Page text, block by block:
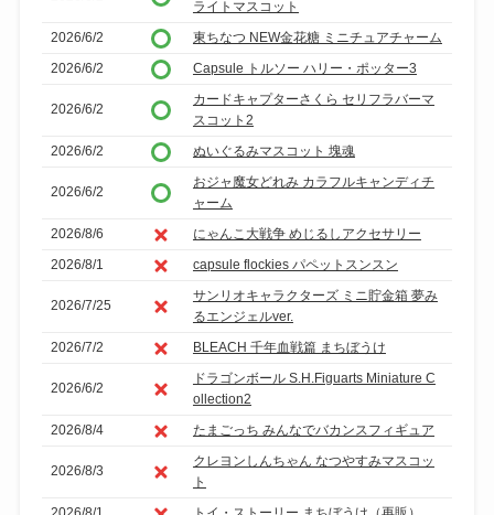
ライトマスコット
2026/6/2
東ちなつ NEW金花糖 ミニチュアチャーム
2026/6/2
Capsule トルソー ハリー・ポッター3
2026/6/2
カードキャプターさくら セリフラバーマ
スコット2
2026/6/2
ぬいぐるみマスコット 塊魂
2026/6/2
おジャ魔女どれみ カラフルキャンディチ
ャーム
2026/8/6
にゃんこ大戦争 めじるしアクセサリー
2026/8/1
capsule flockies パペットスンスン
2026/7/25
サンリオキャラクターズ ミニ貯金箱 夢み
るエンジェルver.
2026/7/2
BLEACH 千年血戦篇 まちぼうけ
2026/6/2
ドラゴンボール S.H.Figuarts Miniature C
ollection2
2026/8/4
たまごっち みんなでバカンスフィギュア
2026/8/3
クレヨンしんちゃん なつやすみマスコッ
ト